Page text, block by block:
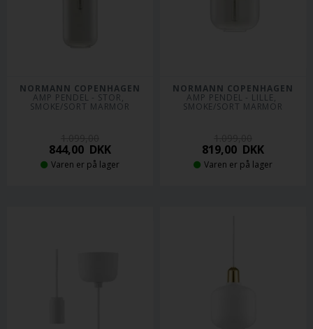
NORMANN COPENHAGEN
AMP PENDEL - STOR,
SMOKE/SORT MARMOR
844,00 DKK
Varen er på lager
NORMANN COPENHAGEN
AMP PENDEL - LILLE,
SMOKE/SORT MARMOR
819,00 DKK
Varen er på lager